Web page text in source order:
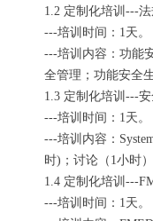
1.2 定制化培训---
---培训时间：1天。
---培训内容：功能
全管理；功能安全
1.3 定制化培训---安
---培训时间：1天。
---培训内容：
时)；讨论（1小时）
1.4 定制化培训---
---培训时间：1天。